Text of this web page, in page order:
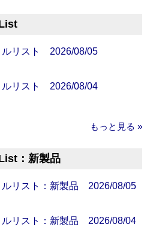
ルリスト 2026/08/05
ルリスト 2026/08/04
もっと見る »
：新製品
ルリスト：新製品 2026/08/05
ルリスト：新製品 2026/08/04